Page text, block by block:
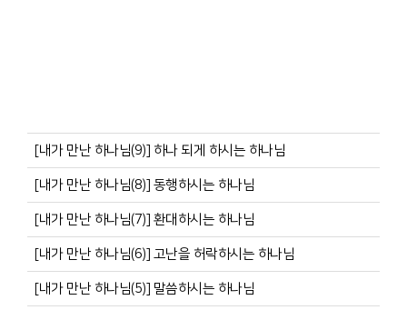
[내가 만난 하나님(9)] 하나 되게 하시는 하나님
[내가 만난 하나님(8)] 동행하시는 하나님
[내가 만난 하나님(7)] 환대하시는 하나님
[내가 만난 하나님(6)] 고난을 허락하시는 하나님
[내가 만난 하나님(5)] 말씀하시는 하나님